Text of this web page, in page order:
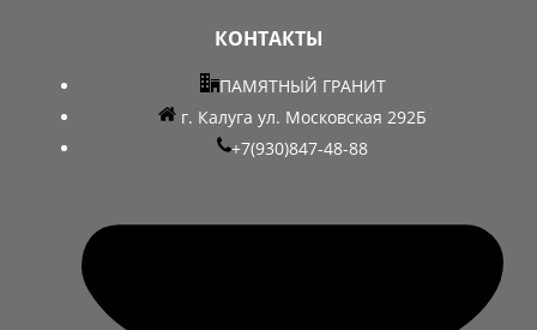
КОНТАКТЫ
ПАМЯТНЫЙ ГРАНИТ
г. Калуга ул. Московская 292Б
+7(930)847-48-88